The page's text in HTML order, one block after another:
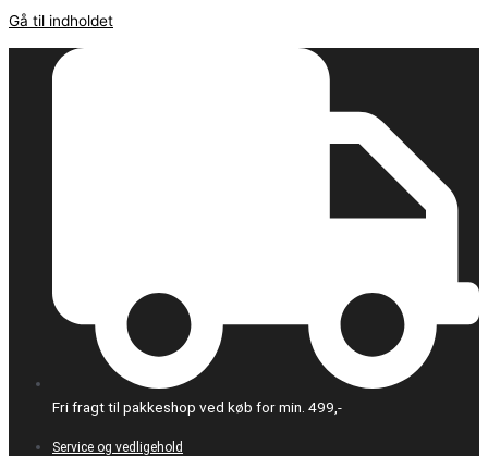
Gå til indholdet
Fri fragt til pakkeshop ved køb for min. 499,-
Service og vedligehold